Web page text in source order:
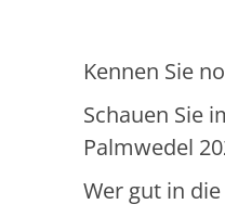
Kennen Sie
Schauen Sie
Palmwedel
Wer gut in